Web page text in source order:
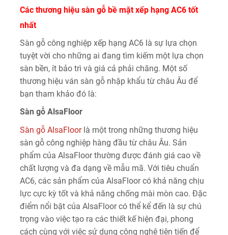
Các thương hiệu sàn gỗ bề mặt xếp hạng AC6 tốt
nhất
Sàn gỗ công nghiệp xếp hạng AC6 là sự lựa chọn
tuyệt vời cho những ai đang tìm kiếm một lựa chọn
sàn bền, ít bảo trì và giá cả phải chăng. Một số
thương hiệu ván sàn gỗ nhập khẩu từ châu Âu để
bạn tham khảo đó là:
Sàn gỗ AlsaFloor
Sàn gỗ AlsaFloorlà một trong những thương hiệu
sàn gỗ công nghiệp hàng đầu từ châu Âu. Sản
phẩm của AlsaFloor thường được đánh giá cao về
chất lượng và đa dạng về mẫu mã. Với tiêu chuẩn
AC6, các sản phẩm của AlsaFloor có khả năng chịu
lực cực kỳ tốt và khả năng chống mài mòn cao. Đặc
điểm nổi bật của AlsaFloor có thể kể đến là sự chú
trọng vào việc tạo ra các thiết kế hiện đại, phong
cách cùng với việc sử dụng công nghệ tiên tiến để